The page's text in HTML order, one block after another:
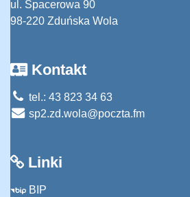
ul. Spacerowa 90
98-220 Zduńska Wola
Kontakt
tel.: 43 823 34 63
sp2.zd.wola@poczta.fm
Linki
BIP